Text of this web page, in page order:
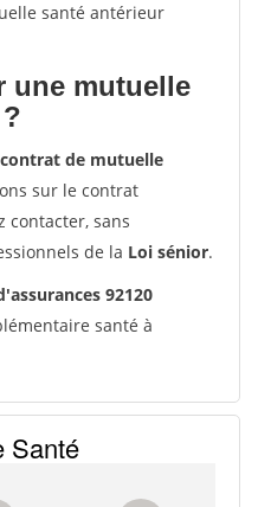
santé antérieur
une mutuelle
contrat de mutuelle
sur le contrat
contacter, sans
de la Loi sénior.
92120
santé à